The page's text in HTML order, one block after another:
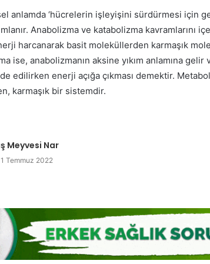
anlamda ‘hücrelerin işleyişini sürdürmesi için
Anabolizma ve katabolizma kavramlarını
harcanarak basit moleküllerden karmaşık
ise, anabolizmanın aksine yıkım anlamına
edilirken enerji açığa çıkması demektir.
karmaşık bir sistemdir.
Meyvesi Nar
1 Temmuz 2022